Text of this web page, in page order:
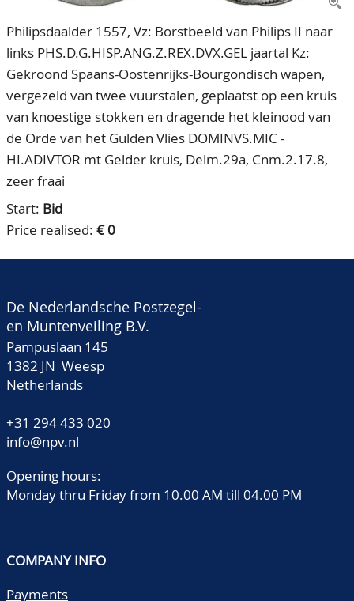
Philipsdaalder 1557, Vz: Borstbeeld van Philips II naar
links PHS.D.G.HISP.ANG.Z.REX.DVX.GEL jaartal Kz:
Gekroond Spaans-Oostenrijks-Bourgondisch wapen,
vergezeld van twee vuurstalen, geplaatst op een kruis
van knoestige stokken en dragende het kleinood van
de Orde van het Gulden Vlies DOMINVS.MIC -
HI.ADIVTOR mt Gelder kruis, Delm.29a, Cnm.2.17.8,
zeer fraai
Start: Bid
Price realised: € 0
De Nederlandsche Postzegel-
en Muntenveiling B.V.
Pampuslaan 145
1382 JN Weesp
Netherlands
+31 294 433 020
info@npv.nl
Opening hours:
Monday thru Friday from 10.00 AM till 04.00 PM
COMPANY INFO
Payments